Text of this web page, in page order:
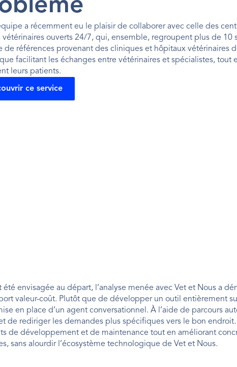
a récemment eu le plaisir de collaborer avec celle des
vétérinaires ouverts 24/7, qui, ensemble, regroupent plus de
de références provenant des cliniques et hôpitaux vétérinaires
facilitant les échanges entre vétérinaires et spécialistes,
leurs patients.
ce service
envisagée au départ, l’analyse menée avec Vet et Nous a
valeur-coût. Plutôt que de développer un outil entièrement
en place d’un agent conversationnel. À l’aide de parcours
de rediriger les demandes plus spécifiques vers le bon endroit.
de développement et de maintenance tout en améliorant
sans alourdir l’écosystème technologique de Vet et Nous.